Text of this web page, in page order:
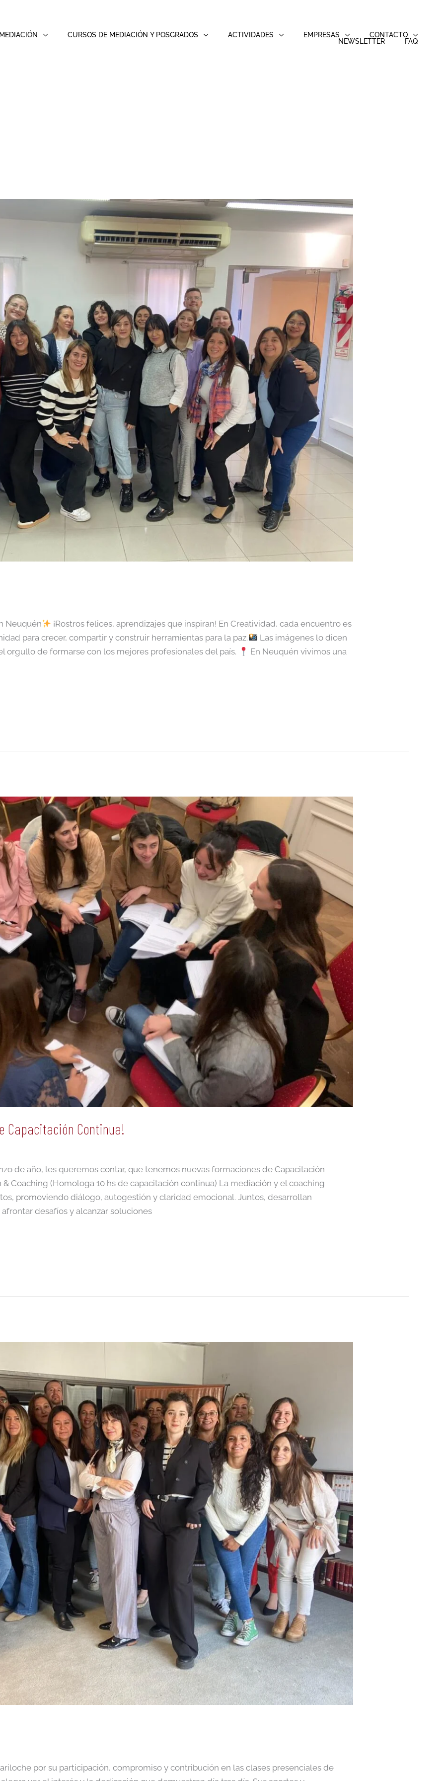
MEDIACIÓN CURSOS DE MEDIACIÓN Y POSGRADOS ACTIVIDADES EMPRESAS
CONTACTO
NEWSLETTER
FAQ
Neuquén
¡Rostros felices, aprendizajes que inspiran! En Creatividad, cada encuentro es
para crecer, compartir y construir herramientas para la paz.
Las imágenes lo dicen
orgullo de formarse con los mejores profesionales del país.
En Neuquén vivimos una
Capacitación Continua!
de año, les queremos contar, que tenemos nuevas formaciones de Capacitación
Coaching (Homologa 10 hs de capacitación continua) La mediación y el coaching
promoviendo diálogo, autogestión y claridad emocional. Juntos, desarrollan
desafíos y alcanzar soluciones
por su participación, compromiso y contribución en las clases presenciales de